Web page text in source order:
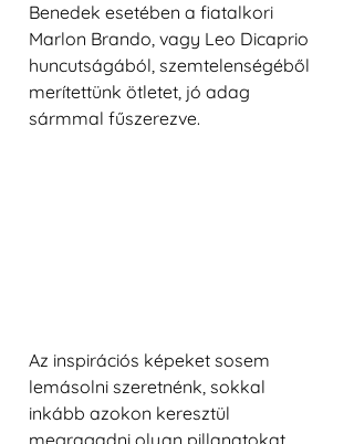
Benedek esetében a fiatalkori
Marlon Brando, vagy Leo Dicaprio
huncutságából, szemtelenségéből
merítettünk ötletet, jó adag
sármmal fűszerezve.
Az inspirációs képeket sosem
lemásolni szeretnénk, sokkal
inkább azokon keresztül
megragadni olyan pillanatokat,